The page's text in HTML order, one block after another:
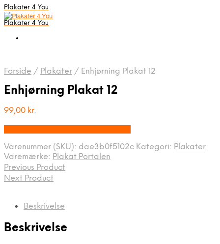
Plakater 4 You
Plakater 4 You
Forside / Plakater / Enhjørning Plakat 12
Enhjørning Plakat 12
99,00 kr.
Varenummer (SKU): dae3b0f5102c Kategori: Plakater
Varemærke: Plakat Portalen
Previous Product
Next Product
Beskrivelse
Beskrivelse